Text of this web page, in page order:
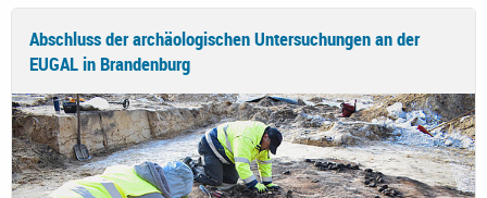
Abschluss der archäologischen Untersuchungen an der
EUGAL in Brandenburg